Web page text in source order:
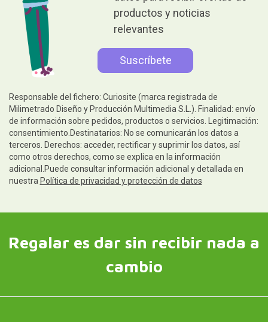
productos y noticias
relevantes
Responsable del fichero: Curiosite (marca registrada de
Milimetrado Diseño y Producción Multimedia S.L.). Finalidad: envío
de información sobre pedidos, productos o servicios. Legitimación:
consentimiento.Destinatarios: No se comunicarán los datos a
terceros. Derechos: acceder, rectificar y suprimir los datos, así
como otros derechos, como se explica en la información
adicional.Puede consultar información adicional y detallada en
nuestra Política de privacidad y protección de datos
Regalar es dar sin recibir nada a
cambio